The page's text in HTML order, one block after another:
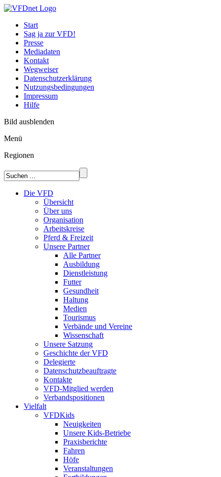
Start
Sag ja zur VFD!
Presse
Mediadaten
Kontakt
Wegweiser
Datenschutzerklärung
Nutzungsbedingungen
Impressum
Hilfe
Bild ausblenden
Menü
Regionen
Die VFD
Übersicht
Über uns
Organisation
Arbeitskreise
Pferd & Freizeit
Unsere Partner
Alle Partner
Ausbildung
Dienstleistung
Futter
Gesundheit
Haltung
Medien
Tourismus
Verbände und Vereine
Wissenschaft
Unsere Satzung
Geschichte der VFD
Delegierte
Datenschutzbeauftragte
Kontakte
VFD-Mitglied werden
Verbandspositionen
Vielfalt
VFDKids
Neuigkeiten
Unsere Kids-Betriebe
Praxisberichte
Fahren
Höfe
Veranstaltungen